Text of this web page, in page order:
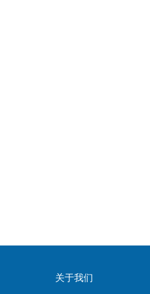
关于我们